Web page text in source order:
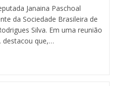
Janaina Paschoal
da Sociedade Brasileira de
Silva. Em uma reunião
destacou que,…